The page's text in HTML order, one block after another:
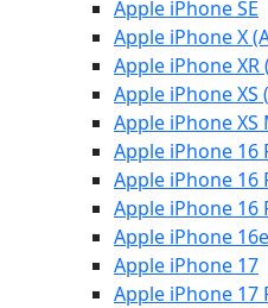
Apple iPhone SE
Apple iPhone X
Apple iPhone XR
Apple iPhone XS
Apple iPhone XS
Apple iPhone 16
Apple iPhone 16
Apple iPhone 16
Apple iPhone 16e
Apple iPhone 17
Apple iPhone 17